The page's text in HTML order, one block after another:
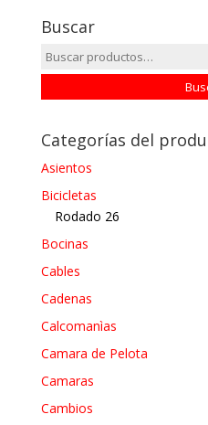
Buscar
Buscar
por:
Categorías del
Asientos
Bicicletas
Rodado 26
Bocinas
Cables
Cadenas
Calcomanìas
Camara de Pelota
Camaras
Cambios